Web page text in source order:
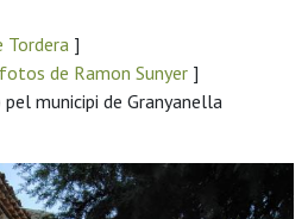
]
de Ramon Sunyer ]
municipi de Granyanella